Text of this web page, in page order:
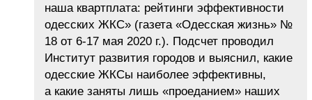
наша квартплата: рейтинги эффективности
одесских ЖКС» (газета «Одесская жизнь» №
18 от 6-17 мая 2020 г.). Подсчет проводил
Институт развития городов и выяснил, какие
одесские ЖКСы наиболее эффективны,
а какие заняты лишь «проеданием» наших